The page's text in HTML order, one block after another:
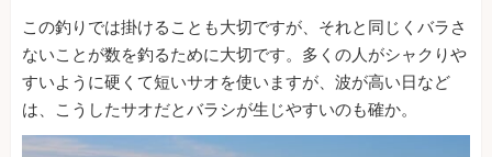
この釣りでは掛けることも大切ですが、それと同じくバラさ
ないことが数を釣るために大切です。多くの人がシャクりや
すいように硬くて短いサオを使いますが、波が高い日など
は、こうしたサオだとバラシが生じやすいのも確か。